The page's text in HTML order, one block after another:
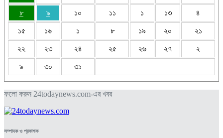
৮ ৯ ১০ ১১ ১ ১৩ ৪
১৫ ১৬ ১ ৮ ১৯ ২০ ২১
২২ ২৩ ২৪ ২৫ ২৬ ২৭ ২
৯ ৩০ ৩১
ফলো করুন 24todaynews.com-এর খবর
সম্পাদক ও প্রকাশক